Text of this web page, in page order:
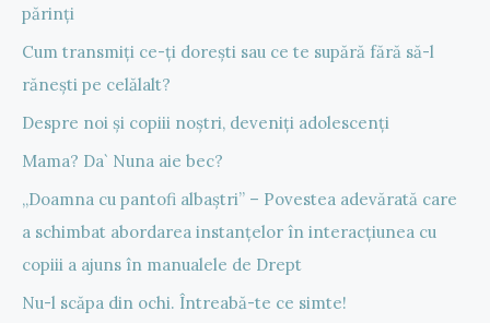
părinți
Cum transmiți ce-ți dorești sau ce te supără fără să-l
rănești pe celălalt?
Despre noi și copiii noștri, deveniți adolescenți
Mama? Da` Nuna aie bec?
„Doamna cu pantofi albaștri” – Povestea adevărată care
a schimbat abordarea instanțelor în interacțiunea cu
copiii a ajuns în manualele de Drept
Nu-l scăpa din ochi. Întreabă-te ce simte!